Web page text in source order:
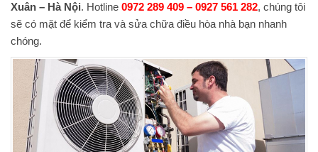
Xuân – Hà Nội. Hotline 0972 289 409 – 0927 561 282, chúng tôi
sẽ có mặt để kiểm tra và sửa chữa điều hòa nhà bạn nhanh
chóng.